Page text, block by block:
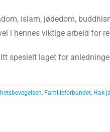
islam, jødedom,
i hennes viktige arbeid for
spesielt laget for
Familieforbundet Hak-